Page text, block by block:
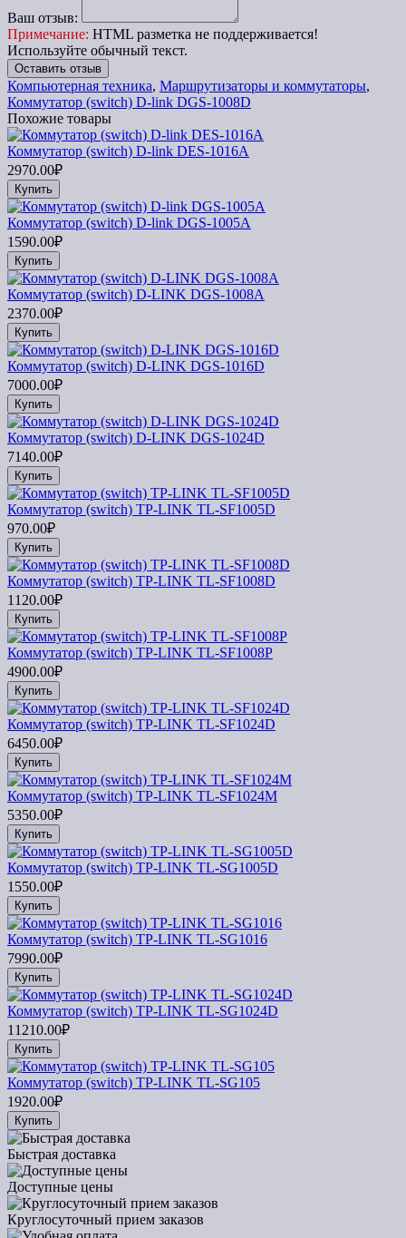
Ваш отзыв:
Примечание: HTML разметка не поддерживается!
Используйте обычный текст.
Оставить отзыв
Компьютерная техника, Маршрутизаторы и коммутаторы,
Коммутатор (switch) D-link DGS-1008D
Похожие товары
Коммутатор (switch) D-link DES-1016A
2970.00₽
Купить
Коммутатор (switch) D-link DGS-1005A
1590.00₽
Купить
Коммутатор (switch) D-LINK DGS-1008A
2370.00₽
Купить
Коммутатор (switch) D-LINK DGS-1016D
7000.00₽
Купить
Коммутатор (switch) D-LINK DGS-1024D
7140.00₽
Купить
Коммутатор (switch) TP-LINK TL-SF1005D
970.00₽
Купить
Коммутатор (switch) TP-LINK TL-SF1008D
1120.00₽
Купить
Коммутатор (switch) TP-LINK TL-SF1008P
4900.00₽
Купить
Коммутатор (switch) TP-LINK TL-SF1024D
6450.00₽
Купить
Коммутатор (switch) TP-LINK TL-SF1024M
5350.00₽
Купить
Коммутатор (switch) TP-LINK TL-SG1005D
1550.00₽
Купить
Коммутатор (switch) TP-LINK TL-SG1016
7990.00₽
Купить
Коммутатор (switch) TP-LINK TL-SG1024D
11210.00₽
Купить
Коммутатор (switch) TP-LINK TL-SG105
1920.00₽
Купить
Быстрая доставка
Доступные цены
Круглосуточный прием заказов